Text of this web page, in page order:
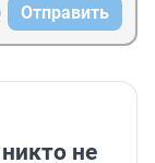
Отправить
не